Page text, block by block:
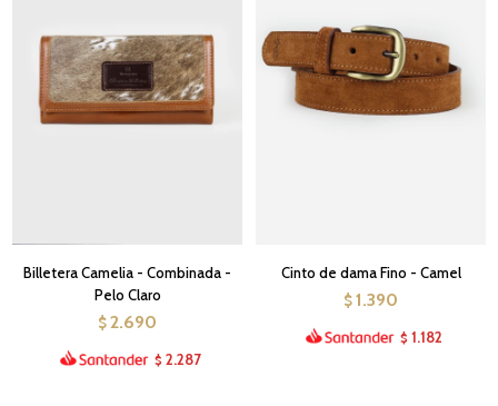
Billetera Camelia - Combinada -
Pelo Claro
$ 2.690
$ 2.287
Cinto de dama Fino - Camel
$ 1.390
$ 1.182